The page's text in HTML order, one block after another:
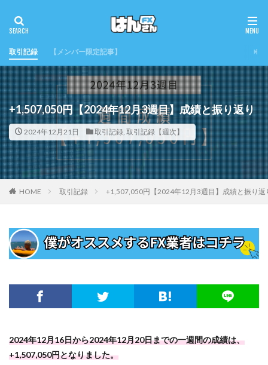
取引記録 【メンバー限定記事】
+1,507,050円【2024年12月3週目】成績と振り返り
2024年12月21日 取引記録, 取引記録【週次】
HOME 取引記録 +1,507,050円【2024年12月3週目】成績と振り返
2024年12月16日から2024年12月20日までの一週間の成績は、
+1,507,050円となりました。